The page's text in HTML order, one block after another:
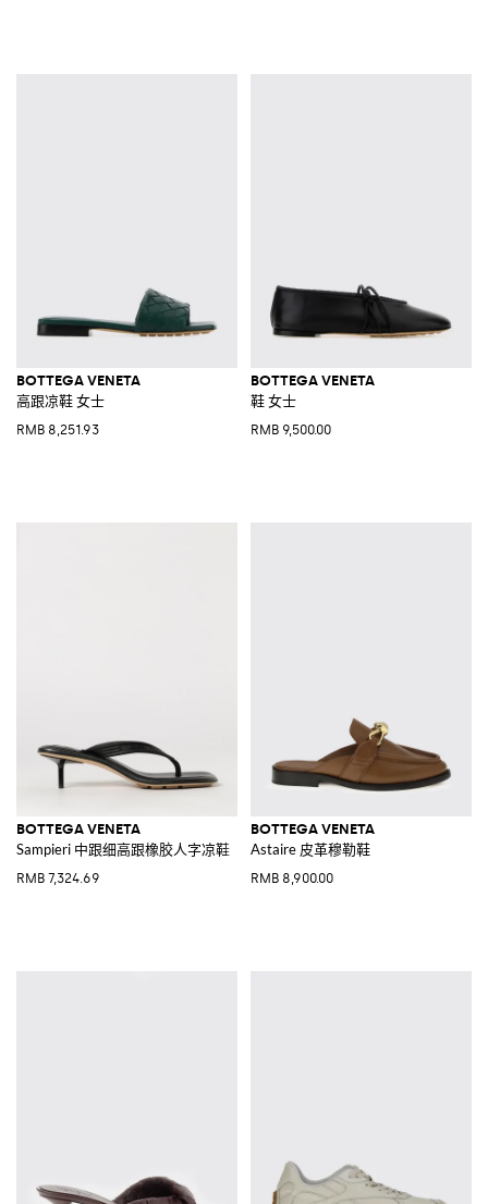
BOTTEGA VENETA
高跟凉鞋 女士
RMB 8,251.93
BOTTEGA VENETA
鞋 女士
RMB 9,500.00
BOTTEGA VENETA
Sampieri 中跟细高跟橡胶人字凉鞋
RMB 7,324.69
BOTTEGA VENETA
Astaire 皮革穆勒鞋
RMB 8,900.00